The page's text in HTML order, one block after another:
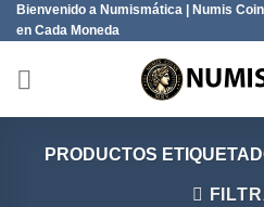
Saltar
al
contenido
Bienvenido a Numismática | Numis
en Cada Moneda
PRODUCTOS